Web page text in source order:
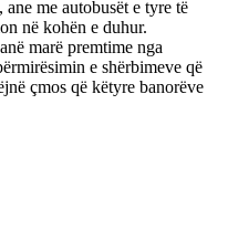
me autobusët e tyre të
në kohën e duhur.
marë premtime nga
e shërbimeve që
çmos që këtyre banorëve